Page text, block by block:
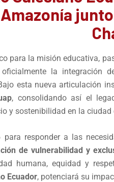
para la misión educativa,
oficialmente la integración
esta nueva articulación
, consolidando así el
y sostenibilidad en la ciudad
para responder a las
de vulnerabilidad y
humana, equidad y
Ecuador, potenciará su